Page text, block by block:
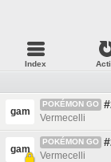
Index
gam
POKÉMON GO
Vermecelli
gam
POKÉMON GO
Vermecelli